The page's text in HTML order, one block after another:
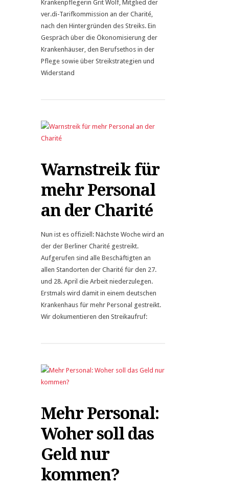
Krankenpflegerin Grit Wolf, Mitglied der
ver.di-Tarifkommission an der Charité,
nach den Hintergründen des Streiks. Ein
Gespräch über die Ökonomisierung der
Krankenhäuser, den Berufsethos in der
Pflege sowie über Streikstrategien und
Widerstand
Warnstreik für
mehr Personal
an der Charité
Nun ist es offiziell: Nächste Woche wird an
der der Berliner Charité gestreikt.
Aufgerufen sind alle Beschäftigten an
allen Standorten der Charité für den 27.
und 28. April die Arbeit niederzulegen.
Erstmals wird damit in einem deutschen
Krankenhaus für mehr Personal gestreikt.
Wir dokumentieren den Streikaufruf:
Mehr Personal:
Woher soll das
Geld nur
kommen?